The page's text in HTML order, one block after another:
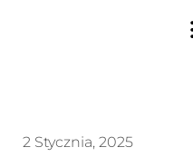
2 Stycznia, 2025